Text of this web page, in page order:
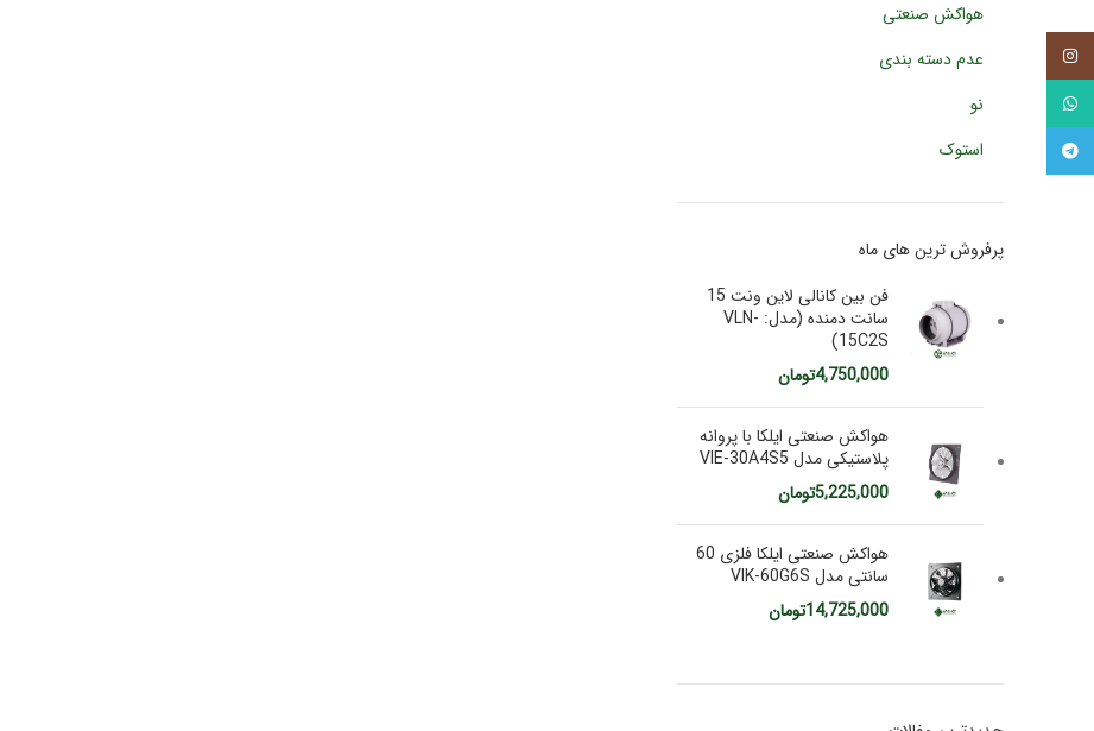
هواکش صنعتی
عدم دسته بندی
نو
استوک
پرفروش ترین های ماه
فن بین کانالی لاین ونت 15
سانت دمنده (مدل: VLN-
15C2S)
4,750,000تومان
هواکش صنعتی ایلکا با پروانه
پلاستیکی مدل VIE-30A4S5
5,225,000تومان
هواکش صنعتی ایلکا فلزی 60
سانتی مدل VIK-60G6S
14,725,000تومان
اینستاگرام